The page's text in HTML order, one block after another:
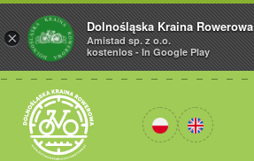
×
Dolnośląska Kraina Rowerowa
Amistad sp. z o.o.
kostenlos - In Google Play